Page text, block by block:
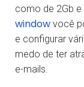
como de 2Gb e
window você
e configurar
medo de ter
e-mails.